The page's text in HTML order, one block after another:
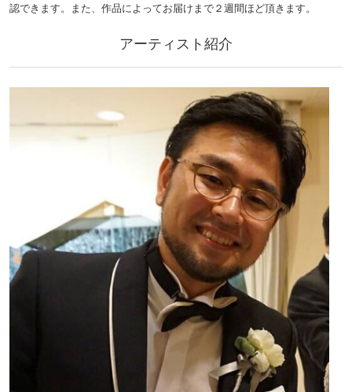
認できます。また、作品によってお届けまで２週間ほど頂きます。
アーティスト紹介